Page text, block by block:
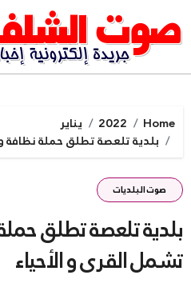
to
content
Home
2022
يناير
بلدية تلعصة تطلق حملة نظافة
صوت البلديات
بلدية تلعصة تطلق
تشمل القرى و الأحياء